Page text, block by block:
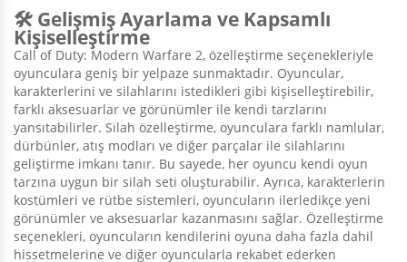
🛠️ Gelişmiş Ayarlama ve Kapsamlı
Kişiselleştirme
Call of Duty: Modern Warfare 2, özelleştirme seçenekleriyle
oyunculara geniş bir yelpaze sunmaktadır. Oyuncular,
karakterlerini ve silahlarını istedikleri gibi kişiselleştirebilir,
farklı aksesuarlar ve görünümler ile kendi tarzlarını
yansıtabilirler. Silah özelleştirme, oyunculara farklı namlular,
dürbünler, atış modları ve diğer parçalar ile silahlarını
geliştirme imkanı tanır. Bu sayede, her oyuncu kendi oyun
tarzına uygun bir silah seti oluşturabilir. Ayrıca, karakterlerin
kostümleri ve rütbe sistemleri, oyuncuların ilerledikçe yeni
görünümler ve aksesuarlar kazanmasını sağlar. Özelleştirme
seçenekleri, oyuncuların kendilerini oyuna daha fazla dahil
hissetmelerine ve diğer oyuncularla rekabet ederken